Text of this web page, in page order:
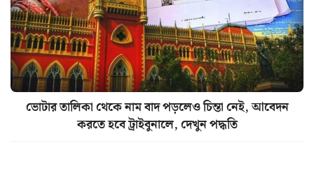
ভোটার তালিকা থেকে নাম বাদ পড়লেও চিন্তা নেই, আবেদন
করতে হবে ট্রাইবুনালে, দেখুন পদ্ধতি